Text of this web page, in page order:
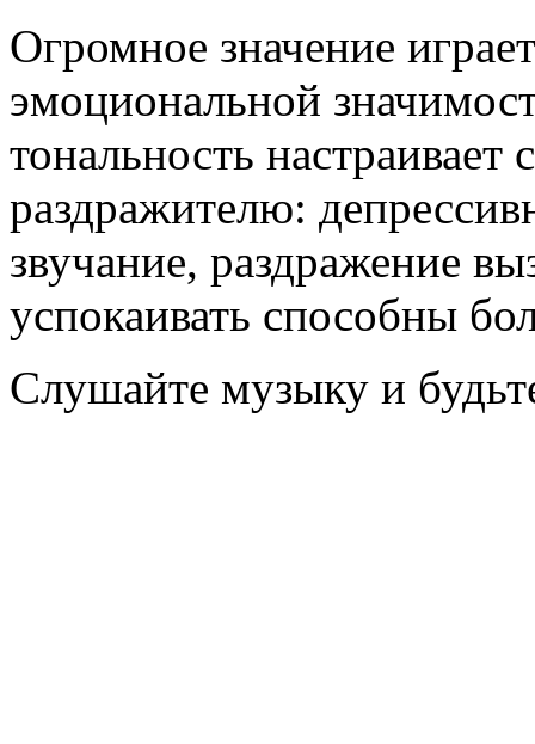
Огромное значение
эмоциональной
тональность настраивает
раздражителю:
звучание, раздражение
успокаивать способны
Слушайте музыку и